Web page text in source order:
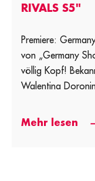
RIVALS S5"
Premiere:
von „Germany
völlig Kopf!
Walentina
Mehr lesen